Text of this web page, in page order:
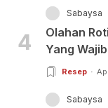
4
Sabaysa
Olahan
Yang
Resep
Sabaysa